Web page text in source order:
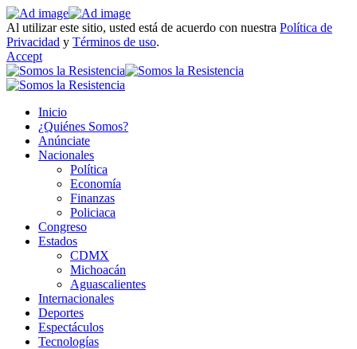
Al utilizar este sitio, usted está de acuerdo con nuestra Política de
Privacidad y Términos de uso.
Accept
Inicio
¿Quiénes Somos?
Anúnciate
Nacionales
Política
Economía
Finanzas
Policiaca
Congreso
Estados
CDMX
Michoacán
Aguascalientes
Internacionales
Deportes
Espectáculos
Tecnologías